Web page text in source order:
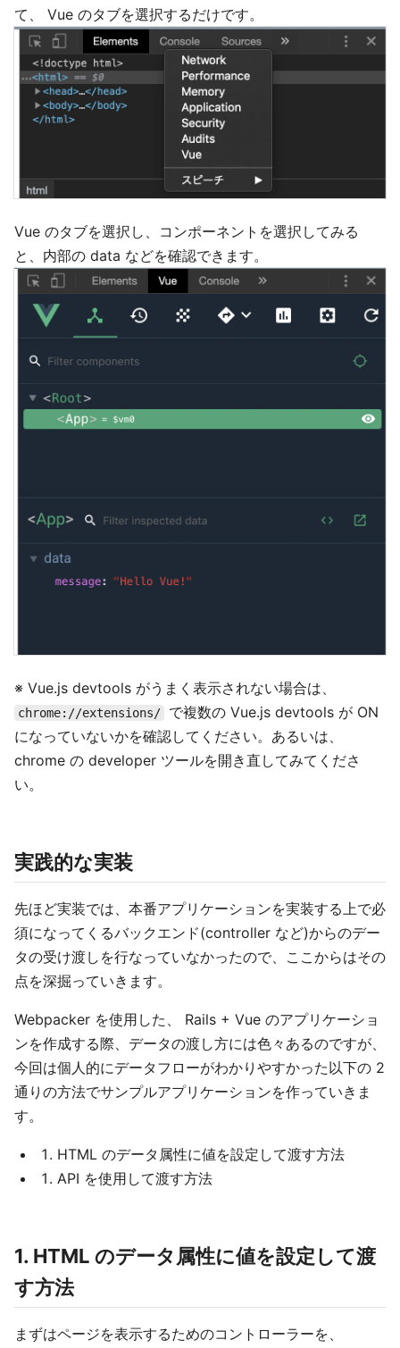
て、 Vue のタブを選択するだけです。
Vue のタブを選択し、コンポーネントを選択してみる
と、内部の data などを確認できます。
※ Vue.js devtools がうまく表示されない場合は、
chrome://extensions/
で複数の Vue.js devtools が ON
になっていないかを確認してください。あるいは、
chrome の developer ツールを開き直してみてくださ
い。
実践的な実装
先ほど実装では、本番アプリケーションを実装する上で必
須になってくるバックエンド(controller など)からのデー
タの受け渡しを行なっていなかったので、ここからはその
点を深掘っていきます。
Webpacker を使用した、 Rails + Vue のアプリケーショ
ンを作成する際、データの渡し方には色々あるのですが、
今回は個人的にデータフローがわかりやすかった以下の 2
通りの方法でサンプルアプリケーションを作っていきま
す。
HTML のデータ属性に値を設定して渡す方法
API を使用して渡す方法
1. HTML のデータ属性に値を設定して渡
す方法
まずはページを表示するためのコントローラーを、